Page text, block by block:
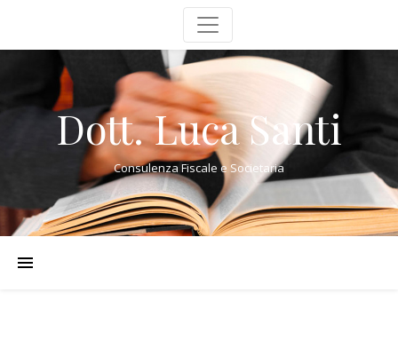
Dott. Luca Santi
Consulenza Fiscale e Societaria